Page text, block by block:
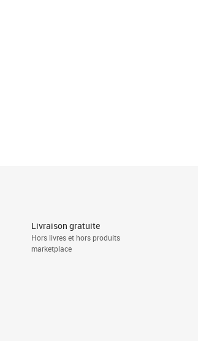
Livraison gratuite
Hors livres et hors produits
marketplace